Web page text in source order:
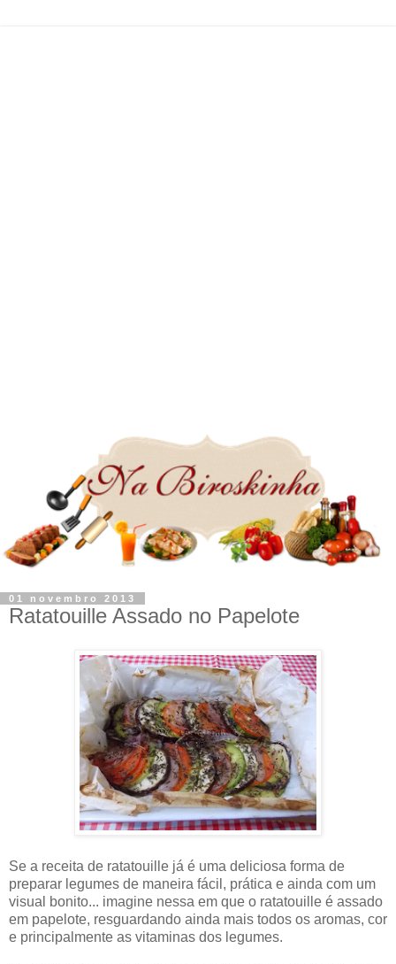
01 novembro 2013
Ratatouille Assado no Papelote
Se a receita de ratatouille já é uma deliciosa forma de
preparar legumes de maneira fácil, prática e ainda com um
visual bonito... imagine nessa em que o ratatouille é assado
em papelote, resguardando ainda mais todos os aromas, cor
e principalmente as vitaminas dos legumes.